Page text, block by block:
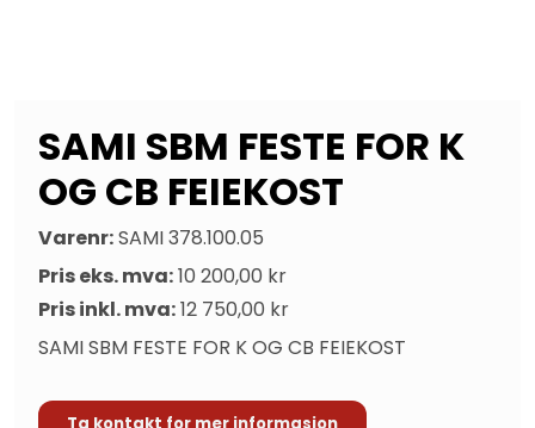
SAMI SBM FESTE FOR K
OG CB FEIEKOST
Varenr:SAMI 378.100.05
Pris eks. mva:10 200,00 kr
Pris inkl. mva:12 750,00 kr
SAMI SBM FESTE FOR K OG CB FEIEKOST
Ta kontakt for mer informasjon